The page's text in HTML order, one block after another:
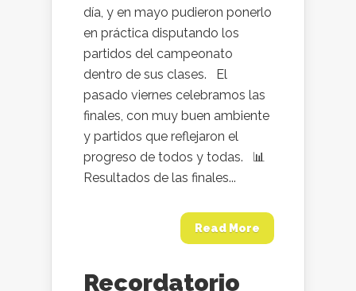
día, y en mayo pudieron ponerlo
en práctica disputando los
partidos del campeonato
dentro de sus clases. El
pasado viernes celebramos las
finales, con muy buen ambiente
y partidos que reflejaron el
progreso de todos y todas. 📊
Resultados de las finales...
Read More
Recordatorio